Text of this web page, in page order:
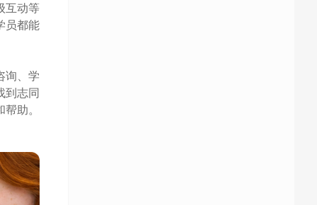
互动等
员都能
询、学
到志同
助。